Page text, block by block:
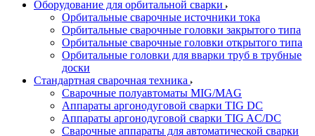
Оборудование для орбитальной сварки
Орбитальные сварочные источники тока
Орбитальные сварочные головки закрытого типа
Орбитальные сварочные головки открытого типа
Орбитальные головки для вварки труб в трубные
доски
Стандартная сварочная техника
Сварочные полуавтоматы MIG/MAG
Аппараты аргонодуговой сварки TIG DC
Аппараты аргонодуговой сварки TIG AC/DC
Сварочные аппараты для автоматической сварки